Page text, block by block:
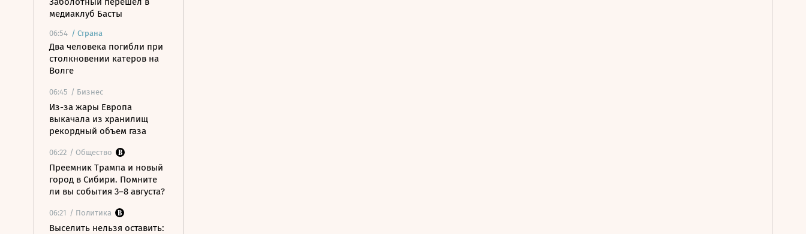
медиаклуб Басты
06:54 / Страна
Два человека погибли при
столкновении катеров на
Волге
06:45 / Бизнес
Из-за жары Европа
выкачала из хранилищ
рекордный объем газа
06:22 / Общество
Преемник Трампа и новый
город в Сибири. Помните
ли вы события 3–8 августа?
06:21 / Политика
Выселить нельзя оставить: